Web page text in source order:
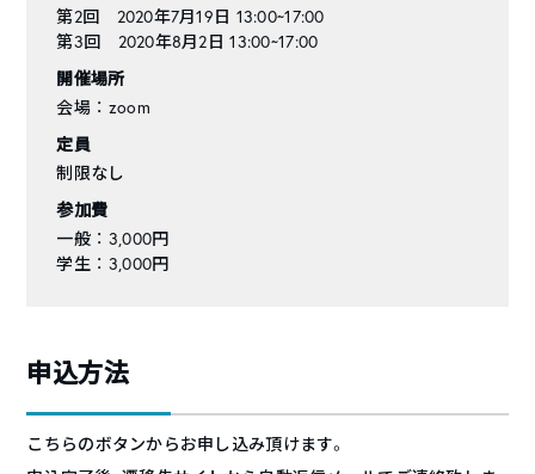
第2回 2020年7月19日 13:00~17:00
第3回 2020年8月2日 13:00~17:00
開催場所
会場 ： zoom
定員
制限なし
参加費
一般 ： 3,000円
学生 ： 3,000円
申込方法
こちらのボタンからお申し込み頂けます。